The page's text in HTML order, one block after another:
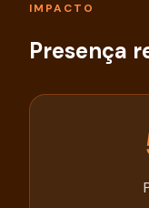
IMPACTO
Presença